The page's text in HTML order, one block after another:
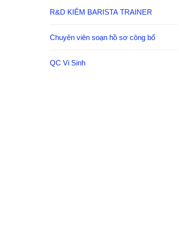
R&D KIÊM BARISTA TRAINER
Chuyên viên soạn hồ sơ công bố
QC Vi Sinh